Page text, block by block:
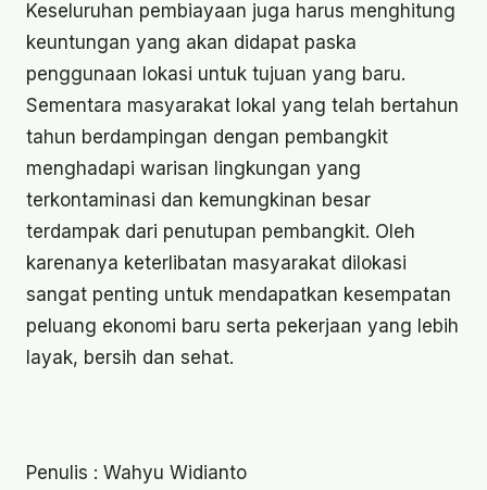
Keseluruhan pembiayaan juga harus menghitung
keuntungan yang akan didapat paska
penggunaan lokasi untuk tujuan yang baru.
Sementara masyarakat lokal yang telah bertahun
tahun berdampingan dengan pembangkit
menghadapi warisan lingkungan yang
terkontaminasi dan kemungkinan besar
terdampak dari penutupan pembangkit. Oleh
karenanya keterlibatan masyarakat dilokasi
sangat penting untuk mendapatkan kesempatan
peluang ekonomi baru serta pekerjaan yang lebih
layak, bersih dan sehat.
Penulis : Wahyu Widianto